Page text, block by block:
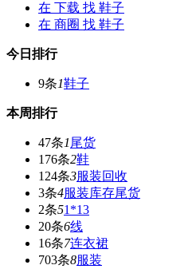
在 下载 找 鞋子
在 商圈 找 鞋子
今日排行
9条1鞋子
本周排行
47条1 尾货
176条2鞋
124条3服装回收
3条4服装库存尾货
2条51*13
20条6线
16条7连衣裙
703条8服装